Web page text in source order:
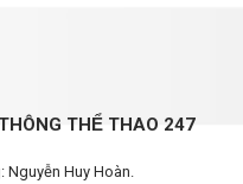
THỂ THAO 247
Nguyễn Huy Hoàn.